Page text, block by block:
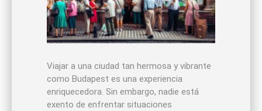
Viajar a una ciudad tan hermosa y vibrante
como Budapest es una experiencia
enriquecedora. Sin embargo, nadie está
exento de enfrentar situaciones